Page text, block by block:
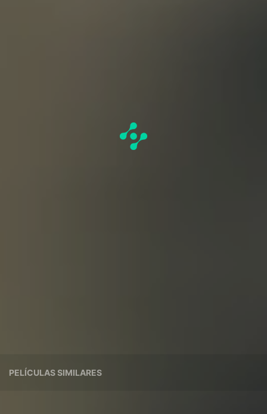
PELÍCULAS SIMILARES